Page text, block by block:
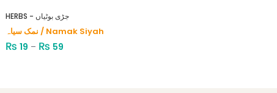
HERBS - جڑی بوٹیاں
نمک سیاہ / Namak Siyah
₨ 19 – ₨ 59